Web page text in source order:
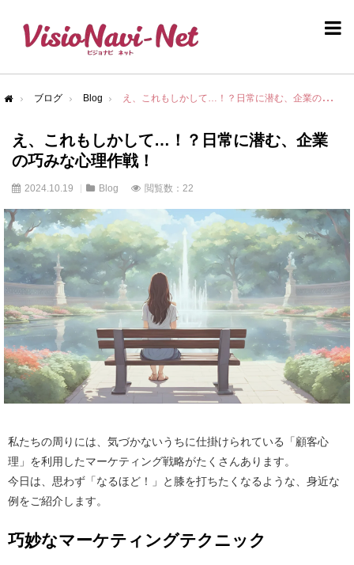
ブログ Blog え、これもしかして…！？日常に潜む、企業の巧みな心理作戦！
え、これもしかして…！？日常に潜む、企業
の巧みな心理作戦！
2024.10.19 Blog 閲覧数：22
私たちの周りには、気づかないうちに仕掛けられている「顧客心
理」を利用したマーケティング戦略がたくさんあります。
今日は、思わず「なるほど！」と膝を打ちたくなるような、身近な
例をご紹介します。
巧妙なマーケティングテクニック